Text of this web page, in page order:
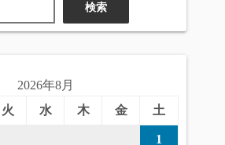
検索
2026年8月
火 水 木 金 土
1